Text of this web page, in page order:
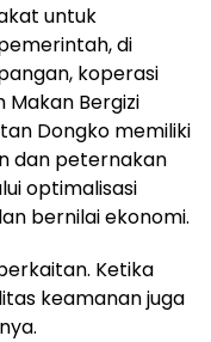
untuk
di
koperasi
Bergizi
Dongko memiliki
dan peternakan
optimalisasi
bernilai ekonomi.
Ketika
keamanan juga